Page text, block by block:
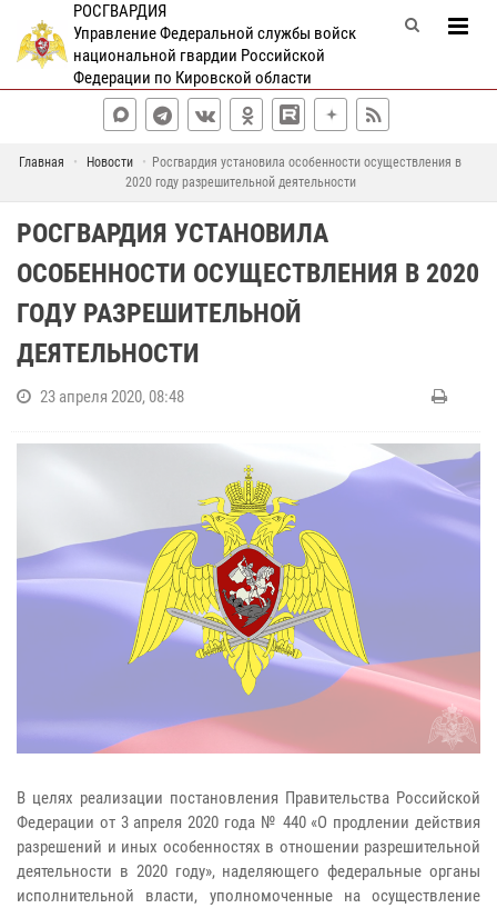
РОСГВАРДИЯ
Управление Федеральной службы войск
национальной гвардии Российской
Федерации по Кировской области
Главная Новости
Росгвардия установила особенности осуществления в
2020 году разрешительной деятельности
РОСГВАРДИЯ УСТАНОВИЛА
ОСОБЕННОСТИ ОСУЩЕСТВЛЕНИЯ В 2020
ГОДУ РАЗРЕШИТЕЛЬНОЙ
ДЕЯТЕЛЬНОСТИ
23 апреля 2020, 08:48
В целях реализации постановления Правительства Российской
Федерации от 3 апреля 2020 года № 440 «О продлении действия
разрешений и иных особенностях в отношении разрешительной
деятельности в 2020 году», наделяющего федеральные органы
исполнительной власти, уполномоченные на осуществление